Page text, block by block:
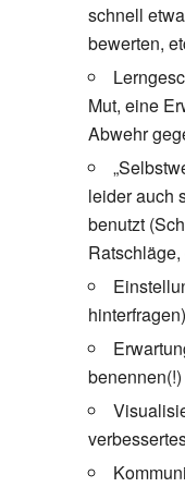
schnell
bewerten,
Mut, eine
Abwehr
leider auch
benutzt
Ratschläge,
hinterfragen)
benennen(!)